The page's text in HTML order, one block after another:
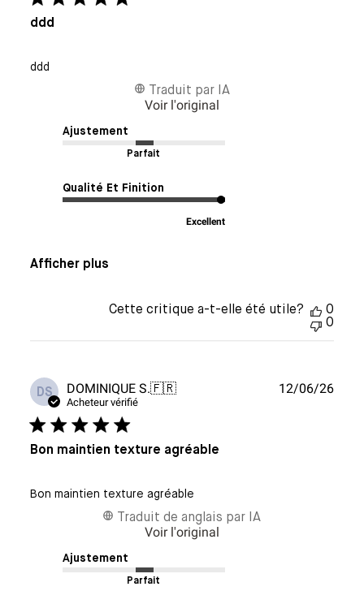
ddd
ddd
Ajustement
Parfait
Qualité Et Finition
Excellent
Afficher plus
Traduit par IA
Voir l'original
Cette critique a-t-elle été utile?
0
0
DS DOMINIQUE S.🇫🇷
Acheteur vérifié
Bon maintien texture agréable
Bon maintien texture agréable
Ajustement
Parfait
Traduit de anglais par IA
Voir l'original
Date
12/06/26